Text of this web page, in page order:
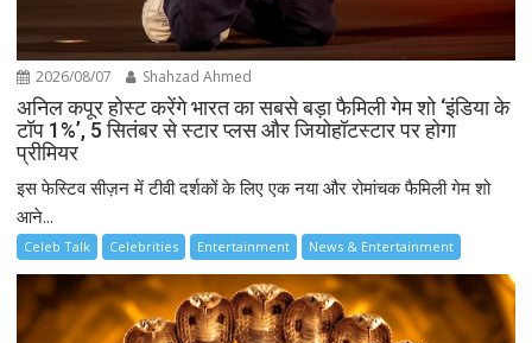
2026/08/07 Shahzad Ahmed
अनिल कपूर होस्ट करेंगे भारत का सबसे बड़ा फैमिली गेम शो ‘इंडिया के
टॉप 1%’, 5 सितंबर से स्टार प्लस और जियोहॉटस्टार पर होगा
प्रीमियर
इस फेस्टिव सीज़न में टीवी दर्शकों के लिए एक नया और रोमांचक फैमिली गेम शो
आने...
Celeb Talk Celebrities Entertainment News & Entertainment